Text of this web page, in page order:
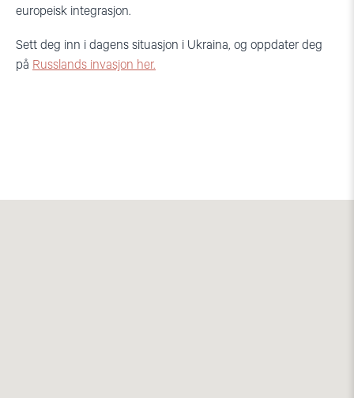
europeisk integrasjon.
Sett deg inn i dagens situasjon i Ukraina, og oppdater deg
på Russlands invasjon her.